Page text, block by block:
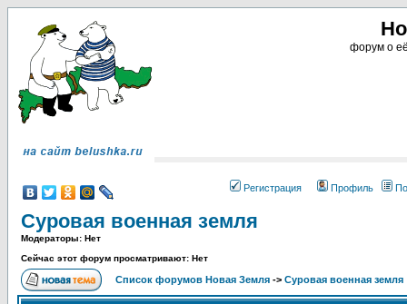
форум о
Регистрация Профиль
Суровая военная земля
Модераторы: Нет
Сейчас этот форум просматривают: Нет
Список форумов Новая Земля -> Суровая военная земля